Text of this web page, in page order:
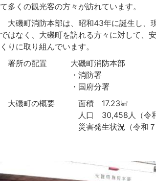
て多くの観光客の方々が訪れています。
大磯町消防本部は、昭和43年に誕生し
ではなく、大磯町を訪れる方々に対して、
くりに取り組んでいます。
署所の配置 大磯町消防本部
・消防署
・国府分署
大磯町の概要 面積 17.23㎢
人口 30,458人（令和８年
災害発生状況（令和７
救急
救助